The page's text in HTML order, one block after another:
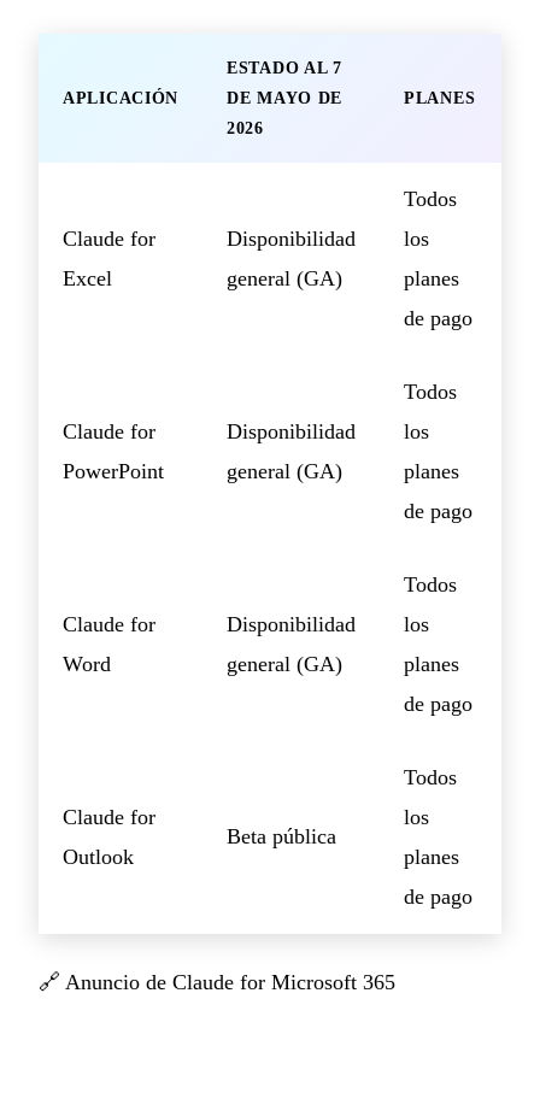
APLICACIÓN
ESTADO AL 7
DE MAYO DE
2026
PLANES
Claude for
Excel
Disponibilidad
general (GA)
Todos
los
planes
de pago
Claude for
PowerPoint
Disponibilidad
general (GA)
Todos
los
planes
de pago
Claude for
Word
Disponibilidad
general (GA)
Todos
los
planes
de pago
Claude for
Outlook
Beta pública
Todos
los
planes
de pago
🔗 Anuncio de Claude for Microsoft 365